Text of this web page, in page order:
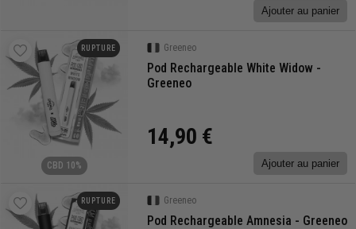
Ajouter au panier
RUPTURE
CBD 10%
Greeneo
Pod Rechargeable White Widow -
Greeneo
14,90 €
Ajouter au panier
RUPTURE Greeneo
Pod Rechargeable Amnesia - Greeneo